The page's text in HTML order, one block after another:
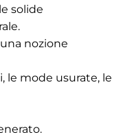
solide
nozione
le mode usurate, le